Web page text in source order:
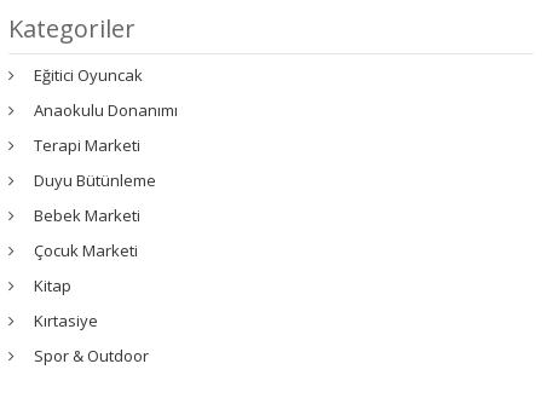
Kategoriler
Eğitici Oyuncak
Anaokulu Donanımı
Terapi Marketi
Duyu Bütünleme
Bebek Marketi
Çocuk Marketi
Kitap
Kırtasiye
Spor & Outdoor